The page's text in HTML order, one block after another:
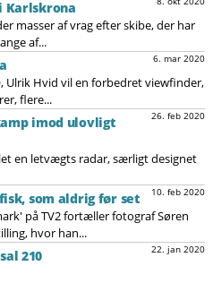
Karlskrona
masser af vrag efter skibe, der har
af...
6. mar 2020
Ulrik Hvid vil en forbedret viewfinder,
flere...
26. feb 2020
imod ulovligt
en letvægts radar, særligt designet
10. feb 2020
som aldrig før set
på TV2 fortæller fotograf Søren
hvor han...
22. jan 2020
210